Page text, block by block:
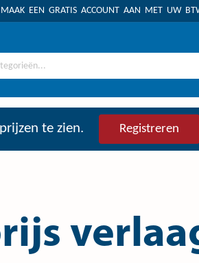
MAAK EEN GRATIS ACCOUNT AAN MET UW
te zien. Registreren